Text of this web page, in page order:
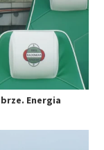
Energia